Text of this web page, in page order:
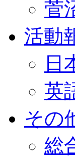
菅
活動
日
英
その
総